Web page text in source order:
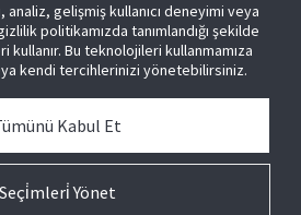
analiz, gelişmiş kullanıcı deneyimi veya
politikamızda tanımlandığı şekilde
Bu teknolojileri kullanmamıza
kendi tercihlerinizi yönetebilirsiniz.
Seçi̇mleri̇ Yönet
Kabul Et